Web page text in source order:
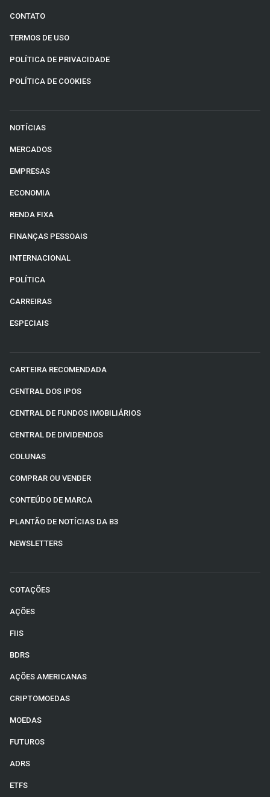
CONTATO
TERMOS DE USO
POLÍTICA DE PRIVACIDADE
POLÍTICA DE COOKIES
NOTÍCIAS
MERCADOS
EMPRESAS
ECONOMIA
RENDA FIXA
FINANÇAS PESSOAIS
INTERNACIONAL
POLÍTICA
CARREIRAS
ESPECIAIS
CARTEIRA RECOMENDADA
CENTRAL DOS IPOS
CENTRAL DE FUNDOS IMOBILIÁRIOS
CENTRAL DE DIVIDENDOS
COLUNAS
COMPRAR OU VENDER
CONTEÚDO DE MARCA
PLANTÃO DE NOTÍCIAS DA B3
NEWSLETTERS
COTAÇÕES
AÇÕES
FIIS
BDRS
AÇÕES AMERICANAS
CRIPTOMOEDAS
MOEDAS
FUTUROS
ADRS
ETFS